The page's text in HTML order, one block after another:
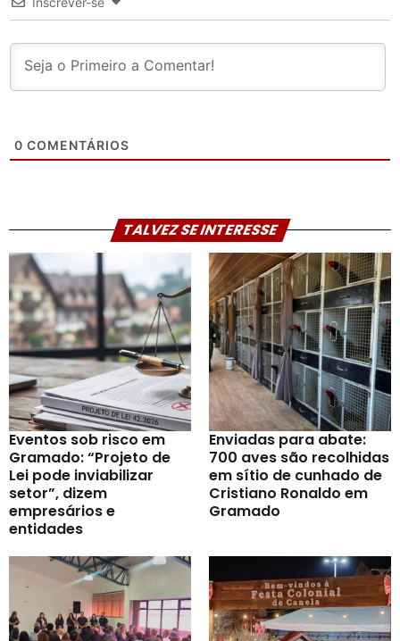
0 COMENTÁRIOS
TALVEZ SE INTERESSE
Eventos sob risco em
Gramado: “Projeto de
Lei pode inviabilizar
setor”, dizem
empresários e
entidades
Enviadas para abate:
700 aves são recolhidas
em sítio de cunhado de
Cristiano Ronaldo em
Gramado